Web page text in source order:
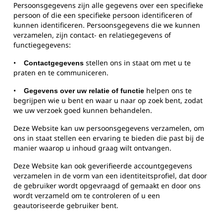
Persoonsgegevens zijn alle gegevens over een specifieke
persoon of die een specifieke persoon identificeren of
kunnen identificeren. Persoonsgegevens die we kunnen
verzamelen, zijn contact- en relatiegegevens of
functiegegevens:
•
Contactgegevens stellen ons in staat om met u te
praten en te communiceren.
•
Gegevens over uw relatie of functie helpen ons te
begrijpen wie u bent en waar u naar op zoek bent, zodat
we uw verzoek goed kunnen behandelen.
Deze Website kan uw persoonsgegevens verzamelen, om
ons in staat stellen een ervaring te bieden die past bij de
manier waarop u inhoud graag wilt ontvangen.
Deze Website kan ook geverifieerde accountgegevens
verzamelen in de vorm van een identiteitsprofiel, dat door
de gebruiker wordt opgevraagd of gemaakt en door ons
wordt verzameld om te controleren of u een
geautoriseerde gebruiker bent.